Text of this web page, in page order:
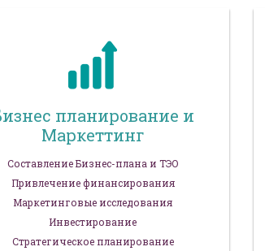
планирование и
Маркеттинг
Составление Бизнес-плана и ТЭО
Привлечение финансирования
Маркетинговые исследования
Инвестирование
Стратегическое планирование